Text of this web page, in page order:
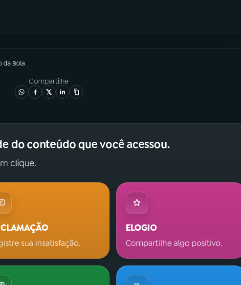
da Bola
Compartilhe
do conteúdo que você acessou.
clique.
sua insatisfação.
ELOGIO
Compartilhe algo positivo.